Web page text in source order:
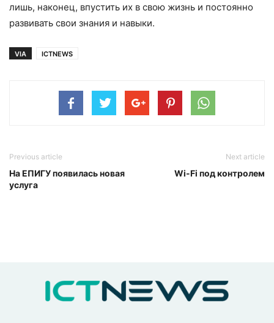
лишь, наконец, впустить их в свою жизнь и постоянно
развивать свои знания и навыки.
VIA ICTNEWS
Previous article
На ЕПИГУ появилась новая
услуга
Next article
Wi-Fi под контролем